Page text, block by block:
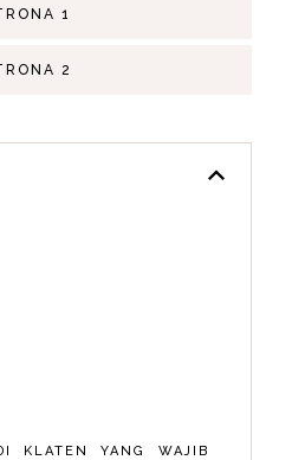
1
2
KLATEN YANG WAJIB